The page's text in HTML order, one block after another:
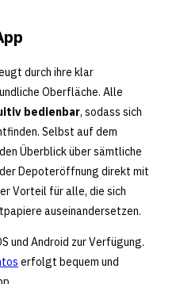
durch ihre klar
Oberfläche. Alle
bedienbar, sodass sich
Selbst auf dem
Überblick über sämtliche
Depoteröffnung direkt mit
Vorteil für alle, die sich
auseinandersetzen.
und Android zur Verfügung.
erfolgt bequem und